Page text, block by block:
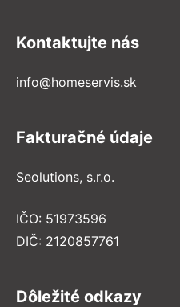
Kontaktujte nás
info@homeservis.sk
Fakturačné údaje
Seolutions, s.r.o.
IČO: 51973596
DIČ: 2120857761
Dôležité odkazy